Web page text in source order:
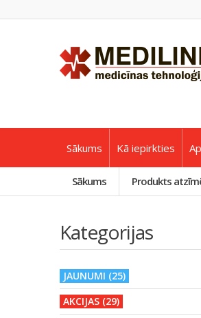
Sākums Kā iepirkties
Sākums Produkts
Kategorijas
JAUNUMI (25)
AKCIJAS (29)